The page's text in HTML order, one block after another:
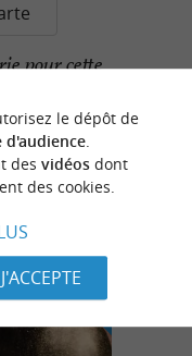
pour cette
n
o
t
e
c
o
u
p
e
c
o
e
u
le dépôt de
d'audience.
des vidéosdont
des cookies.
J'ACCEPTE